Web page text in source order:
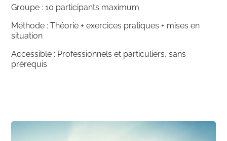
Groupe : 10 participants maximum
Méthode : Théorie + exercices pratiques + mises en
situation
Accessible : Professionnels et particuliers, sans
prérequis